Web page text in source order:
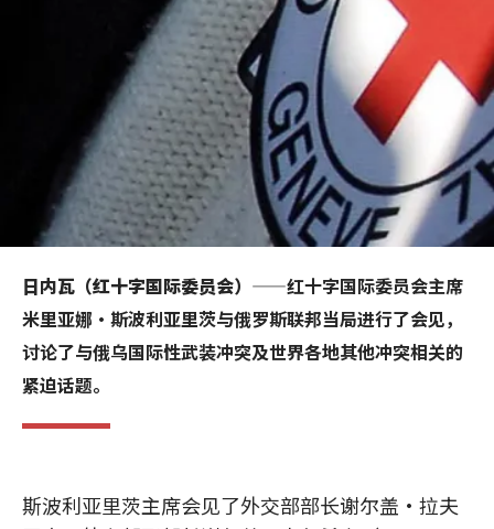
日内瓦（红十字国际委员会） ——红十字国际委员会主席
米里亚娜·斯波利亚里茨与俄罗斯联邦当局进行了会见，
讨论了与俄乌国际性武装冲突及世界各地其他冲突相关的
紧迫话题。
斯波利亚里茨主席会见了外交部部长谢尔盖·拉夫